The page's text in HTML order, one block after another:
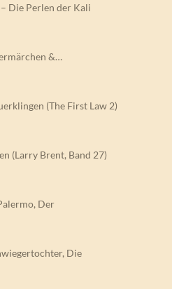
Die Perlen der Kali
&…
(The First Law 2)
(Larry Brent, Band 27)
Der
Die